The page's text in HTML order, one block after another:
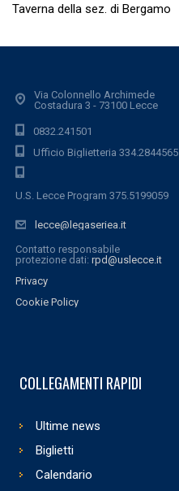
Taverna della sez. di Bergamo
Via Colonnello Archimede
Costadura 3 - 73100 Lecce
0832.241501
Ufficio Biglietteria 334.2844565
U.S. Lecce Program 375.5199059
lecce@legaseriea.it
Contatto responsabile
protezione dati: rpd@uslecce.it
Privacy
Cookie Policy
COLLEGAMENTI RAPIDI
Ultime news
Biglietti
Calendario